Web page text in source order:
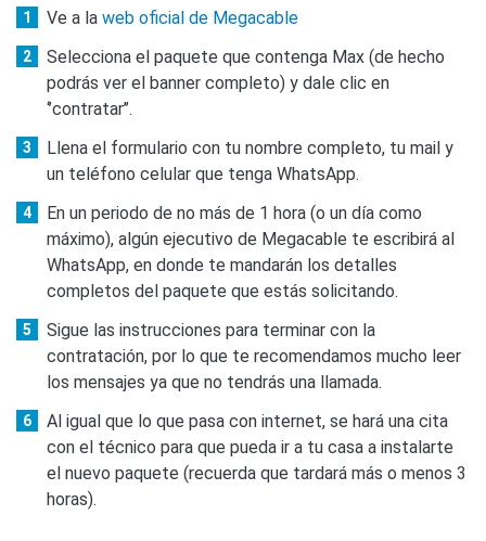
Ve a la web oficial de Megacable
Selecciona el paquete que contenga Max (de hecho
podrás ver el banner completo) y dale clic en
‘’contratar’’.
Llena el formulario con tu nombre completo, tu mail y
un teléfono celular que tenga WhatsApp.
En un periodo de no más de 1 hora (o un día como
máximo), algún ejecutivo de Megacable te escribirá al
WhatsApp, en donde te mandarán los detalles
completos del paquete que estás solicitando.
Sigue las instrucciones para terminar con la
contratación, por lo que te recomendamos mucho leer
los mensajes ya que no tendrás una llamada.
Al igual que lo que pasa con internet, se hará una cita
con el técnico para que pueda ir a tu casa a instalarte
el nuevo paquete (recuerda que tardará más o menos 3
horas).